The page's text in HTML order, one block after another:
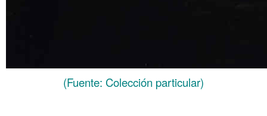
(Fuente: Colección particular)